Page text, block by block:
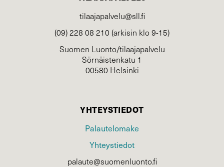
tilaajapalvelu@sll.fi
(09) 228 08 210 (arkisin klo 9-15)
Suomen Luonto/tilaajapalvelu
Sörnäistenkatu 1
00580 Helsinki
YHTEYSTIEDOT
Palautelomake
Yhteystiedot
palaute@suomenluonto.fi